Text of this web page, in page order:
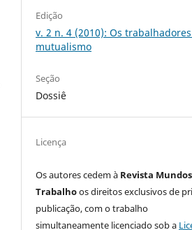
Edição
v. 2 n. 4 (2010): Os
mutualismo
Seção
Dossiê
Licença
Os autores cedem à Revista
Trabalhoos direitos exclusivos de
publicação, com o trabalho
simultaneamente licenciado sob a